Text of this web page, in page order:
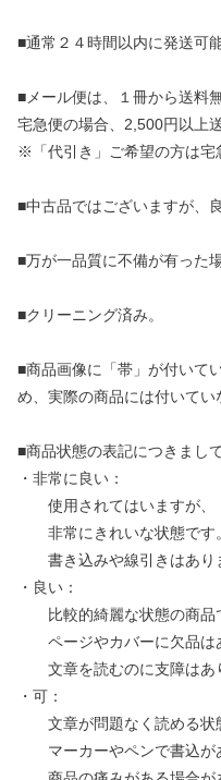
■通常２４時間以内に発送可能
■メール便は、１冊から送料
宅急便の場合、2,500円以上
※「代引き」ご希望の方は宅
■中古品ではございますが、
■万が一品質に不備が有った
■クリーニング済み。
■商品画像に「帯」が付いて
め、実際の商品には付いてい
■商品状態の表記につきまし
・非常に良い：
使用されてはいますが、
非常にきれいな状態です。
書き込みや線引きはあり
・良い：
比較的綺麗な状態の商品
ページやカバーに欠品は
文章を読むのに支障はあ
・可：
文章が問題なく読める状
マーカーやペンで書込が